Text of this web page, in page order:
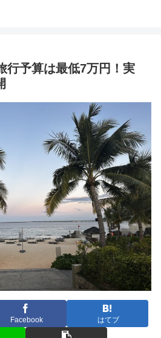
行予算は最低7万円！実
Facebook はてブ